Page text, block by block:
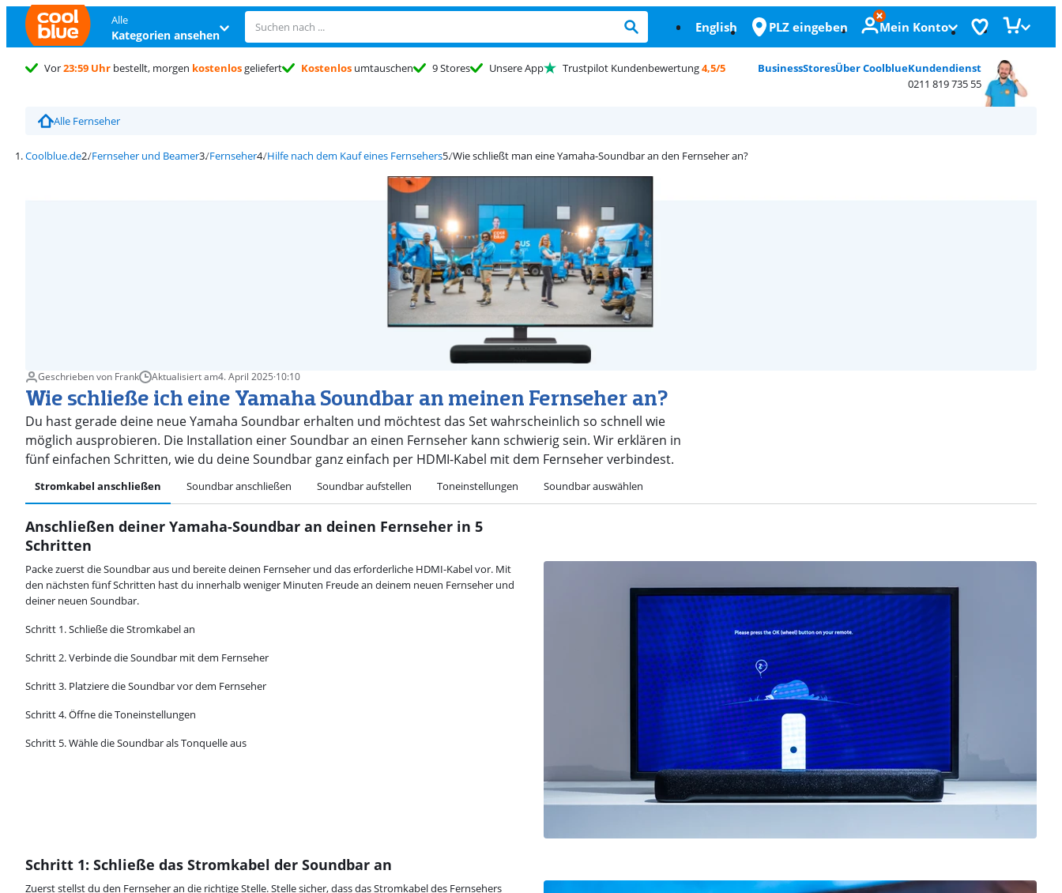
Alle
Kategorien ansehen English PLZ eingeben Mein Konto
Vor23:59 Uhr bestellt, morgen kostenlosgeliefert Kostenlos umtauschen 9 Stores Unsere App Trustpilot Kundenbewertung4,5/5 BusinessStoresÜber CoolblueKundendienst
0211 819 735 55
Alle Fernseher
Coolblue.de Fernseher und Beamer Fernseher Hilfe nach dem Kauf eines Fernsehers Wie schließt man eine Yamaha-Soundbar an den Fernseher an?
Geschrieben von Frank Aktualisiert am4. April 2025·10:10
Wie schließe ich eine Yamaha Soundbar an meinen Fernseher an?
Du hast gerade deine neue Yamaha Soundbar erhalten und möchtest das Set wahrscheinlich so schnell wie
möglich ausprobieren. Die Installation einer Soundbar an einen Fernseher kann schwierig sein. Wir erklären in
fünf einfachen Schritten, wie du deine Soundbar ganz einfach per HDMI-Kabel mit dem Fernseher verbindest.
Stromkabel anschließen Soundbar anschließen Soundbar aufstellen Toneinstellungen Soundbar auswählen
Anschließen deiner Yamaha-Soundbar an deinen Fernseher in 5
Schritten
Packe zuerst die Soundbar aus und bereite deinen Fernseher und das erforderliche HDMI-Kabel vor. Mit
den nächsten fünf Schritten hast du innerhalb weniger Minuten Freude an deinem neuen Fernseher und
deiner neuen Soundbar.
Schritt 1. Schließe die Stromkabel an
Schritt 2. Verbinde die Soundbar mit dem Fernseher
Schritt 3. Platziere die Soundbar vor dem Fernseher
Schritt 4. Öffne die Toneinstellungen
Schritt 5. Wähle die Soundbar als Tonquelle aus
Schritt 1: Schließe das Stromkabel der Soundbar an
Zuerst stellst du den Fernseher an die richtige Stelle. Stelle sicher, dass das Stromkabel des Fernsehers